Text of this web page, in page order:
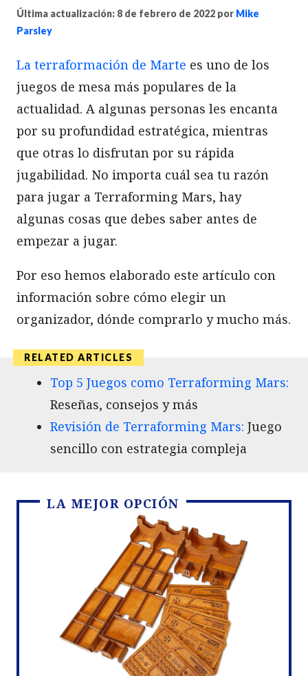
Última actualización: 8 de febrero de 2022 por Mike
Parsley
La terraformación de Marte es uno de los
juegos de mesa más populares de la
actualidad. A algunas personas les encanta
por su profundidad estratégica, mientras
que otras lo disfrutan por su rápida
jugabilidad. No importa cuál sea tu razón
para jugar a Terraforming Mars, hay
algunas cosas que debes saber antes de
empezar a jugar.
Por eso hemos elaborado este artículo con
información sobre cómo elegir un
organizador, dónde comprarlo y mucho más.
Top 5 Juegos como Terraforming Mars:
Reseñas, consejos y más
Revisión de Terraforming Mars: Juego
sencillo con estrategia compleja
LA MEJOR OPCIÓN